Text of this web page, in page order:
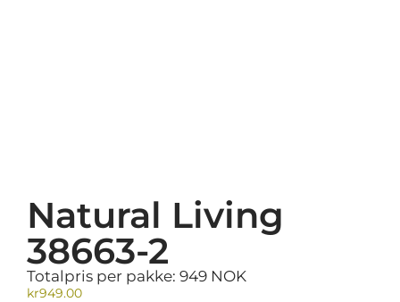
Natural Living
38663-2
Totalpris per pakke: 949 NOK
kr949.00